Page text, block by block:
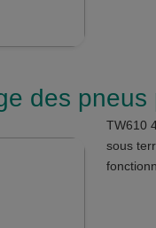
des
TW610
sous